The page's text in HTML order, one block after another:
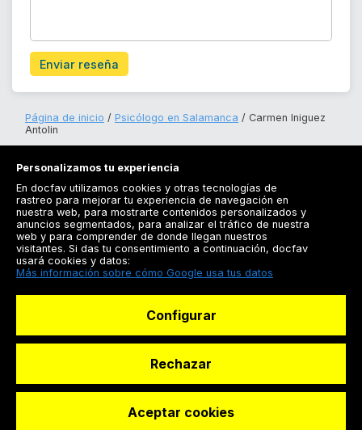
Enviar reseña
Página de inicio Psicólogo en Salamanca
Carmen Iniguez
Antolin
Registrarse
Docfav
© Dashboard Technologies S.L
Personalizamos tu experiencia
En docfav utilizamos cookies y otras tecnologías de
rastreo para mejorar tu experiencia de navegación en
nuestra web, para mostrarte contenidos personalizados y
anuncios segmentados, para analizar el tráfico de nuestra
web y para comprender de donde llegan nuestros
visitantes. Si das tu consentimiento a continuación, docfav
usará cookies y datos:
Más información sobre cómo Google usa tus datos
Configurar
Rechazar
Aceptar cookies